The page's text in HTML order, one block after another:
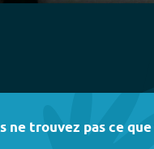
ne trouvez pas ce